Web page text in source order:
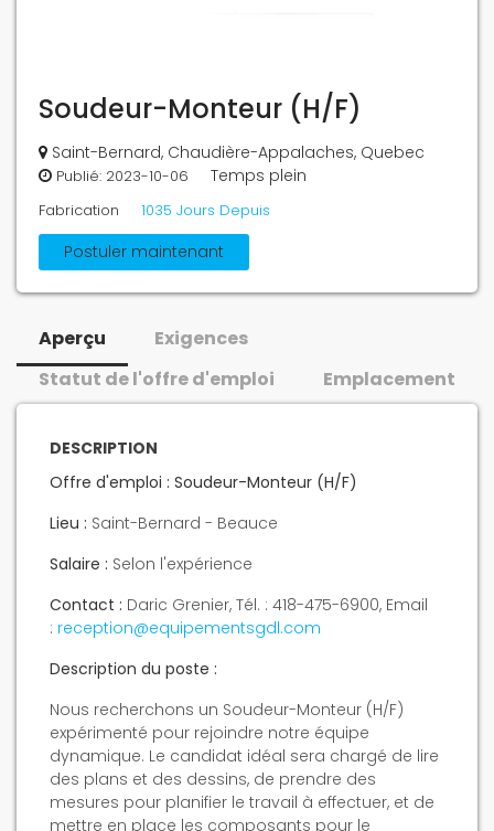
Soudeur-Monteur (H/F)
Saint-Bernard, Chaudière-Appalaches, Quebec
Publié: 2023-10-06 Temps plein
Fabrication 1035 Jours Depuis
Postuler maintenant
Aperçu
Exigences
Statut de l'offre d'emploi
Emplacement
DESCRIPTION
Offre d'emploi : Soudeur-Monteur (H/F)
Lieu : Saint-Bernard - Beauce
Salaire : Selon l'expérience
Contact : Daric Grenier, Tél. : 418-475-6900, Email
: reception@equipementsgdl.com
Description du poste :
Nous recherchons un Soudeur-Monteur (H/F)
expérimenté pour rejoindre notre équipe
dynamique. Le candidat idéal sera chargé de lire
des plans et des dessins, de prendre des
mesures pour planifier le travail à effectuer, et de
mettre en place les composants pour le